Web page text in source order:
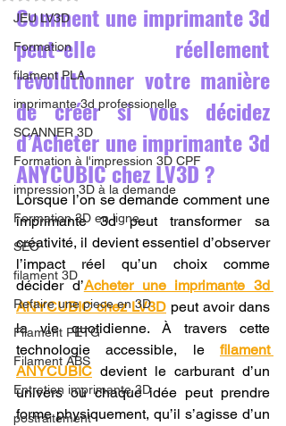
JEU LV3D
Formation
filament PLA
imprimante 3d professionelle
SCANNER 3D
Formation à l'impression 3D CPF
impression 3D à la demande
Formation 3D en ligne.
SEO
filament 3D
Refaire une piece en 3D
Filament PETG
Filament ABS
Entretien imprimante 3D
postraitement
Comment une imprimante 3d
peut-elle réellement
révolutionner votre manière
de créer si vous décidez
d’Acheter une imprimante 3d
ANYCUBIC chez LV3D ?
Lorsque l’on se demande comment une
imprimante 3d peut transformer sa
créativité, il devient essentiel d’observer
l’impact réel qu’un choix comme
décider d’Acheter une imprimante 3d
ANYCUBIC chez LV3D peut avoir dans
la vie quotidienne. À travers cette
technologie accessible, le filament
ANYCUBIC devient le carburant d’un
univers où chaque idée peut prendre
forme physiquement, qu’il s’agisse d’un